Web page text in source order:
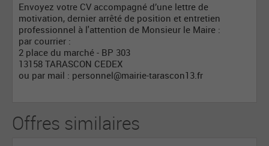
Envoyez votre CV accompagné d’une lettre de
motivation, dernier arrêté de position et entretien
professionnel à l'attention de Monsieur le Maire :
par courrier :
2 place du marché - BP 303
13158 TARASCON CEDEX
ou par mail : personnel@mairie-tarascon13.fr
Offres similaires